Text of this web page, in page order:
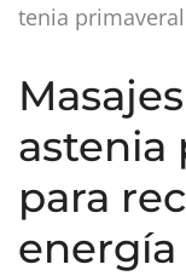
tenia
astenia
para
energía